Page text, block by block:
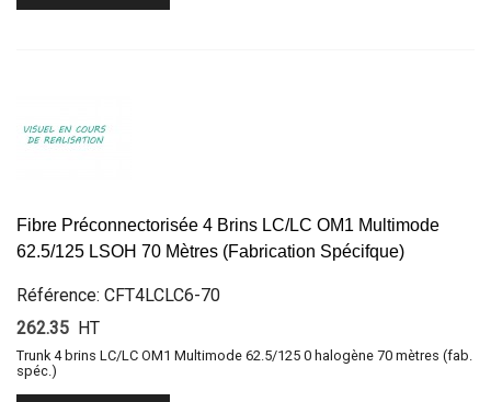
Fibre Préconnectorisée 4 Brins LC/LC OM1 Multimode
62.5/125 LSOH 70 Mètres (Fabrication Spécifque)
Référence: CFT4LCLC6-70
262.35 HT
Trunk 4 brins LC/LC OM1 Multimode 62.5/125 0 halogène 70 mètres (fab.
spéc.)